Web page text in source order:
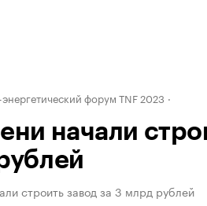
форум TNF 2023
начали
строить завод за 3 млрд рублей